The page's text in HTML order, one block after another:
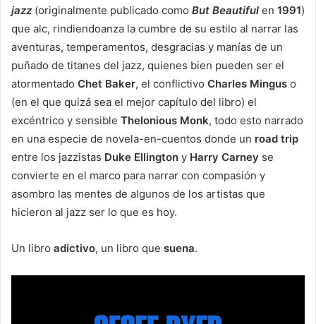
jazz (originalmente publicado como But Beautiful en 1991)
que alc, rindiendoanza la cumbre de su estilo al narrar las
aventuras, temperamentos, desgracias y manías de un
puñado de titanes del jazz, quienes bien pueden ser el
atormentado Chet Baker, el conflictivo Charles Mingus o
(en el que quizá sea el mejor capítulo del libro) el
excéntrico y sensible Thelonious Monk, todo esto narrado
en una especie de novela-en-cuentos donde un road trip
entre los jazzistas Duke Ellington y Harry Carney se
convierte en el marco para narrar con compasión y
asombro las mentes de algunos de los artistas que
hicieron al jazz ser lo que es hoy.
Un libro adictivo, un libro que suena.